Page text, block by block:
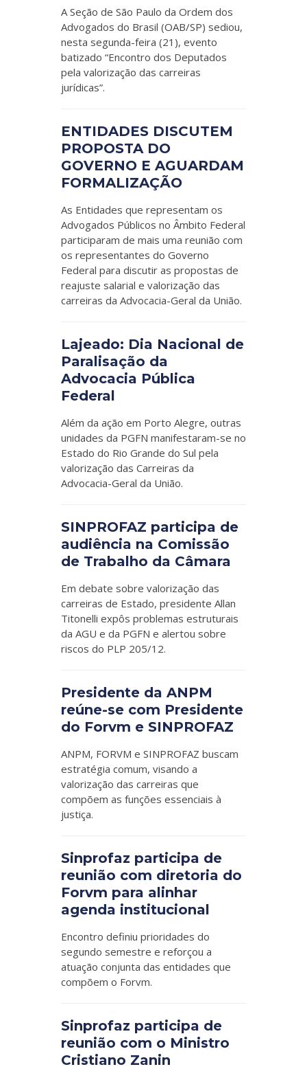
A Seção de São Paulo da Ordem dos
Advogados do Brasil (OAB/SP) sediou,
nesta segunda-feira (21), evento
batizado “Encontro dos Deputados
pela valorização das carreiras
jurídicas”.
ENTIDADES DISCUTEM
PROPOSTA DO
GOVERNO E AGUARDAM
FORMALIZAÇÃO
As Entidades que representam os
Advogados Públicos no Âmbito Federal
participaram de mais uma reunião com
os representantes do Governo
Federal para discutir as propostas de
reajuste salarial e valorização das
carreiras da Advocacia-Geral da União.
Lajeado: Dia Nacional de
Paralisação da
Advocacia Pública
Federal
Além da ação em Porto Alegre, outras
unidades da PGFN manifestaram-se no
Estado do Rio Grande do Sul pela
valorização das Carreiras da
Advocacia-Geral da União.
SINPROFAZ participa de
audiência na Comissão
de Trabalho da Câmara
Em debate sobre valorização das
carreiras de Estado, presidente Allan
Titonelli expôs problemas estruturais
da AGU e da PGFN e alertou sobre
riscos do PLP 205/12.
Presidente da ANPM
reúne-se com Presidente
do Forvm e SINPROFAZ
ANPM, FORVM e SINPROFAZ buscam
estratégia comum, visando a
valorização das carreiras que
compõem as funções essenciais à
justiça.
Sinprofaz participa de
reunião com diretoria do
Forvm para alinhar
agenda institucional
Encontro definiu prioridades do
segundo semestre e reforçou a
atuação conjunta das entidades que
compõem o Forvm.
Sinprofaz participa de
reunião com o Ministro
Cristiano Zanin